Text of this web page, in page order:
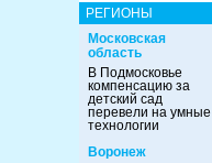
РЕГИОНЫ
Московская
область
В Подмосковье
компенсацию за
детский сад
перевели на умные
технологии
Воронеж